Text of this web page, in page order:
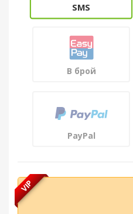
SMS
В брой
PayPal
VIP